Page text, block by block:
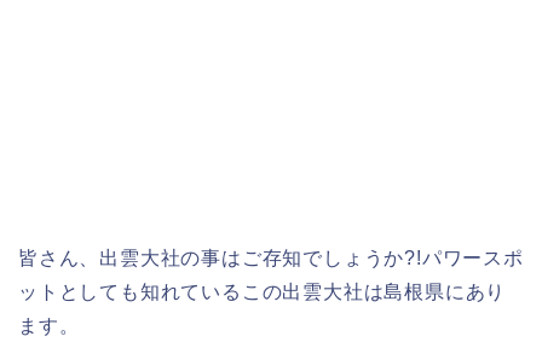
皆さん、出雲大社の事はご存知でしょうか?!パワースポ
ットとしても知れているこの出雲大社は島根県にあり
ます。